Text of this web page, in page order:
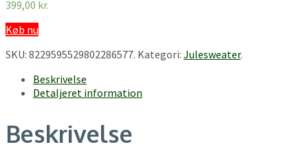
399,00 kr.
Køb nu
SKU: 8229595529802286577. Kategori: Julesweater.
Beskrivelse
Detaljeret information
Beskrivelse